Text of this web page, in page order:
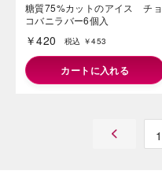
糖質75%カットのアイス チョ
コバニラバー6個入
￥420 税込 ￥453
カートに入れる
1